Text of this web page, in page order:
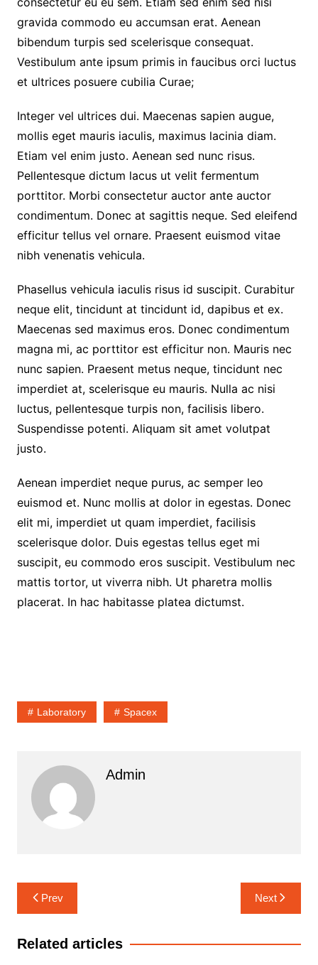
gravida commodo eu accumsan erat. Aenean
bibendum turpis sed scelerisque consequat.
Vestibulum ante ipsum primis in faucibus orci luctus
et ultrices posuere cubilia Curae;
Integer vel ultrices dui. Maecenas sapien augue,
mollis eget mauris iaculis, maximus lacinia diam.
Etiam vel enim justo. Aenean sed nunc risus.
Pellentesque dictum lacus ut velit fermentum
porttitor. Morbi consectetur auctor ante auctor
condimentum. Donec at sagittis neque. Sed eleifend
efficitur tellus vel ornare. Praesent euismod vitae
nibh venenatis vehicula.
Phasellus vehicula iaculis risus id suscipit. Curabitur
neque elit, tincidunt at tincidunt id, dapibus et ex.
Maecenas sed maximus eros. Donec condimentum
magna mi, ac porttitor est efficitur non. Mauris nec
nunc sapien. Praesent metus neque, tincidunt nec
imperdiet at, scelerisque eu mauris. Nulla ac nisi
luctus, pellentesque turpis non, facilisis libero.
Suspendisse potenti. Aliquam sit amet volutpat
justo.
Aenean imperdiet neque purus, ac semper leo
euismod et. Nunc mollis at dolor in egestas. Donec
elit mi, imperdiet ut quam imperdiet, facilisis
scelerisque dolor. Duis egestas tellus eget mi
suscipit, eu commodo eros suscipit. Vestibulum nec
mattis tortor, ut viverra nibh. Ut pharetra mollis
placerat. In hac habitasse platea dictumst.
Laboratory Spacex
Admin
Navigasi
pos
Prev Next
Related articles